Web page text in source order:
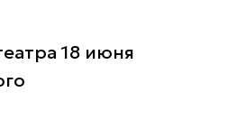
18 июня